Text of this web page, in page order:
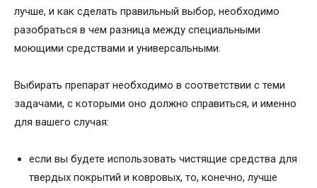
лучше, и как сделать правильный выбор, необходимо
разобраться в чем разница между специальными
моющими средствами и универсальными.
Выбирать препарат необходимо в соответствии с теми
задачами, с которыми оно должно справиться, и именно
для вашего случая:
если вы будете использовать чистящие средства для
твердых покрытий и ковровых, то, конечно, лучше